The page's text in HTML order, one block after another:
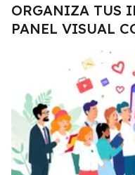
ORGANIZA TUS
PANEL VISUAL